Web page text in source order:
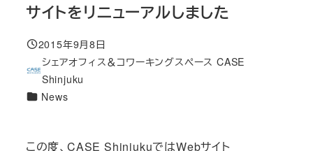
サイトをリニューアルしました
投稿日
2015年9月8日
著
者
シェアオフィス＆コワーキングスペース CASE
Shinjuku
カ
リ
News
この度、CASE ShinjukuではWebサイト